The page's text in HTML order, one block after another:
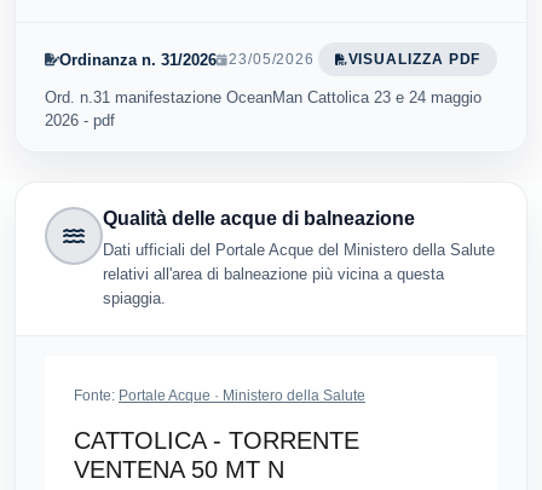
Ordinanza n. 31/2026 23/05/2026 VISUALIZZA PDF
Ord. n.31 manifestazione OceanMan Cattolica 23 e 24 maggio
2026 - pdf
Qualità delle acque di balneazione
Dati ufficiali del Portale Acque del Ministero della Salute
relativi all'area di balneazione più vicina a questa
spiaggia.
Fonte: Portale Acque · Ministero della Salute
CATTOLICA - TORRENTE
VENTENA 50 MT N